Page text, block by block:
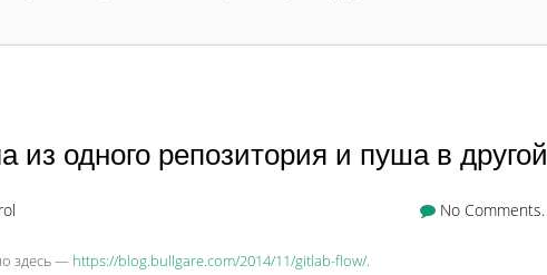
из одного репозитория и пуша в другой
No Comments.
здесь — https://blog.bullgare.com/2014/11/gitlab-flow/.